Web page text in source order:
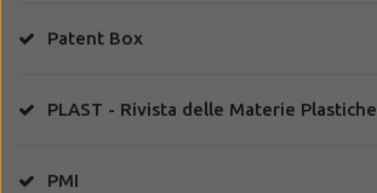
Patent Box
PLAST - Rivista delle Materie Plastiche
PMI